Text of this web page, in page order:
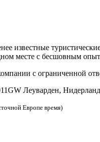
известные
месте с бесшовным
с ограниченной
Леуварден,
Европе время)